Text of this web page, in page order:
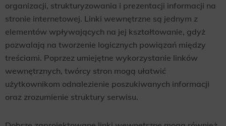
organizacji, strukturyzowania i prezentacji informacji na
stronie internetowej. Linki wewnętrzne są jednym z
elementów wpływających na jej kształtowanie, gdyż
pozwalają na tworzenie logicznych powiązań między
treściami. Poprzez umiejętne wykorzystanie linków
wewnętrznych, twórcy stron mogą ułatwić
użytkownikom odnalezienie poszukiwanych informacji
oraz zrozumienie struktury serwisu.